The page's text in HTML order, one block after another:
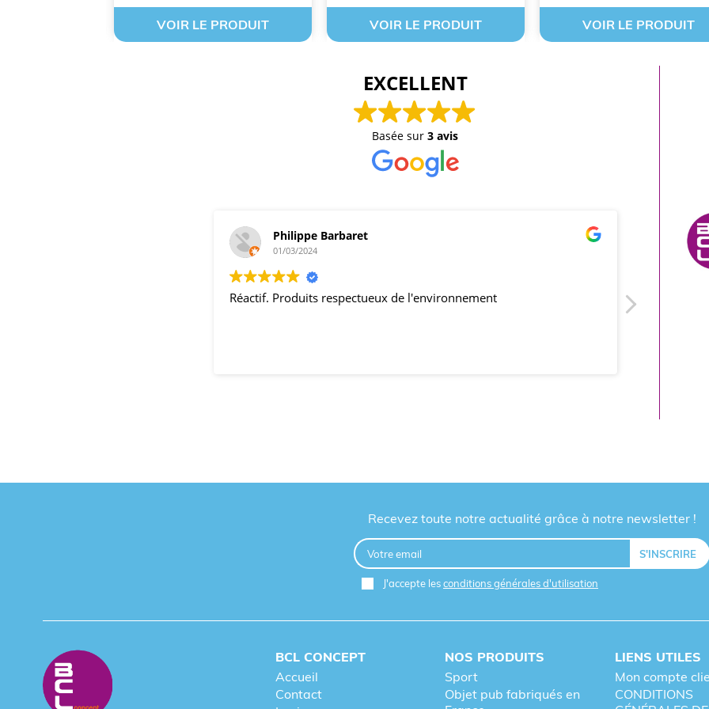
VOIR LE PRODUIT VOIR LE PRODUIT VOIR LE PRODUIT
EXCELLENT
Basée sur3 avis
Philippe Barbaret
01/03/2024
Réactif. Produits respectueux de l'environnement
21/
Recevez toute notre actualité grâce à notre newsletter !
J'accepte lesconditions générales d'utilisation
BCL CONCEPT
Accueil
Contact
NOS PRODUITS
Sport
Objet pub fabriqués en
LIENS UTILES
Mon compte
CONDITIONS